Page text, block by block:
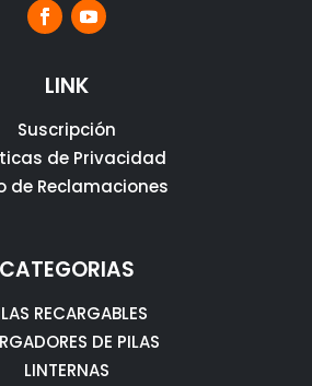
LINK
Suscripción
de Privacidad
de Reclamaciones
CATEGORIAS
RECARGABLES
DE PILAS
LINTERNAS